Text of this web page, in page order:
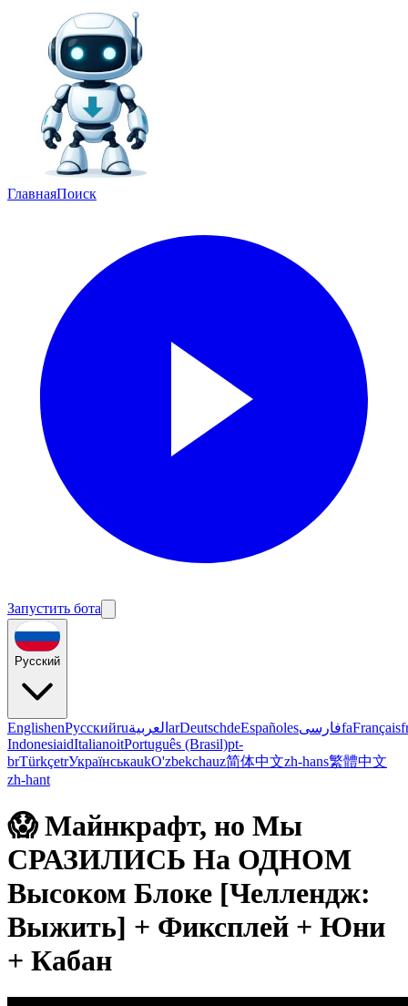
ГлавнаяПоиск
Запустить бота
Русский
EnglishenРусскийruالعربية arDeutschdeEspañolesفارسیfaFrançais
IndonesiaidItalianoitPortuguês (Brasil)pt-
brTürkçetrУкраїнськаukO'zbekchauz简体中文zh-hans繁體中文
zh-hant
😱 Майнкрафт, но Мы
СРАЗИЛИСЬ На ОДНОМ
Высоком Блоке [Челлендж:
Выжить] + Фиксплей + Юни
+ Кабан